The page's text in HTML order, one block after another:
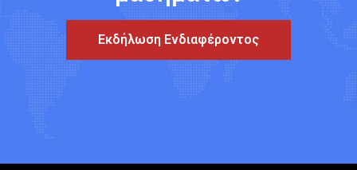
Εκδήλωση Ενδιαφέροντος